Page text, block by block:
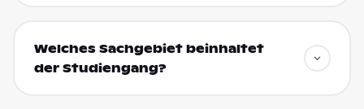
Welches Sachgebiet beinhaltet
der Studiengang?